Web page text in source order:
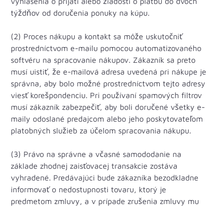
týždňov od doručenia ponuky na kúpu.
(2) Proces nákupu a kontakt sa môže uskutočniť
prostredníctvom e-mailu pomocou automatizovaného
softvéru na spracovanie nákupov. Zákazník sa preto
musí uistiť, že e-mailová adresa uvedená pri nákupe je
správna, aby bolo možné prostredníctvom tejto adresy
viesť korešpondenciu. Pri používaní spamových filtrov
musí zákazník zabezpečiť, aby boli doručené všetky e-
maily odoslané predajcom alebo jeho poskytovateľom
platobných služieb za účelom spracovania nákupu.
(3) Právo na správne a včasné samododanie na
základe zhodnej zaisťovacej transakcie zostáva
vyhradené. Predávajúci bude zákazníka bezodkladne
informovať o nedostupnosti tovaru, ktorý je
predmetom zmluvy, a v prípade zrušenia zmluvy mu